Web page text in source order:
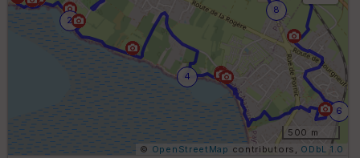
2
4
6
8
B
or
n
e
s
lo
m
ét
ri
q
500 m
© OpenStreetMap contributors, ODbL 1.0